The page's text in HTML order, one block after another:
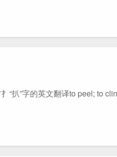
扒”字的英文翻译to peel; to